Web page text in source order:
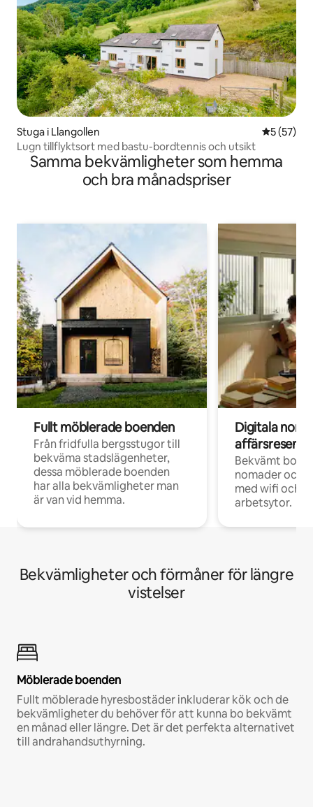
Stuga i Llangollen 5 av 5 i
5 (57)
Lugn tillflyktsort med bastu-bordtennis och utsikt
Samma bekvämligheter som hemma
och bra månadspriser
Fullt möblerade boenden
Från fridfulla bergsstugor till
bekväma stadslägenheter,
dessa möblerade boenden
har alla bekvämligheter man
är van vid hemma.
Digitala
Bekvämt
nomader och
med wifi och
arbetsytor.
Bekvämligheter och förmåner för längre
vistelser
Möblerade boenden
Fullt möblerade hyresbostäder inkluderar kök och de
bekvämligheter du behöver för att kunna bo bekvämt
en månad eller längre. Det är det perfekta alternativet
till andrahandsuthyrning.